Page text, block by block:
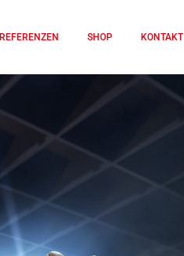
REFERENZEN SHOP KONTAKT